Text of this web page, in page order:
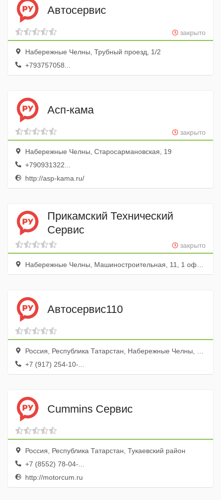
Автосервис
закрыто
Набережные Челны, Трубный проезд, 1/2
+793757058...
Асп-кама
закрыто
Набережные Челны, Старосармановская, 19
+790931322...
http://asp-kama.ru/
Прикамский Технический
Сервис
закрыто
Набережные Челны, Машиностроительная, 11, 1 офис; 2 этаж
Автосервис110
Россия, Республика Татарстан, Набережные Челны, поселок Орловка, Орловская улица, 110
+7 (917) 254-10-...
Cummins Сервис
Россия, Республика Татарстан, Тукаевский район
+7 (8552) 78-04-...
http://motorcum.ru